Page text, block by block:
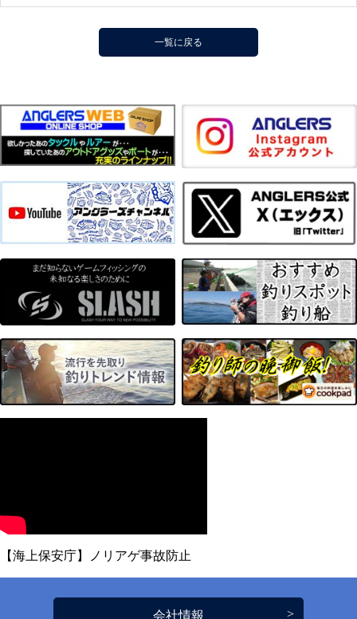
一覧に戻る
【海上保安庁】ノリアゲ事故防止
会社情報